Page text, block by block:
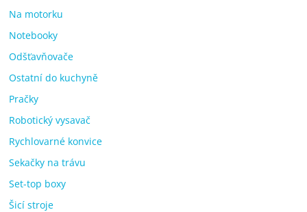
Na motorku
Notebooky
Odšťavňovače
Ostatní do kuchyně
Pračky
Robotický vysavač
Rychlovarné konvice
Sekačky na trávu
Set-top boxy
Šicí stroje